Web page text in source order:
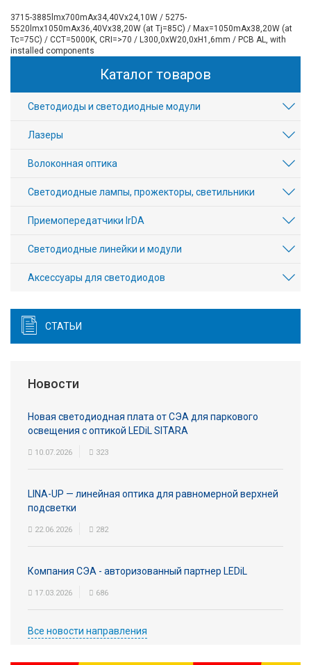
3715-3885lmx700mAx34,40Vx24,10W / 5275-
5520lmx1050mAx36,40Vx38,20W (at Tj=85C) / Max=1050mAx38,20W (at
Tc=75C) / CCT=5000K, CRI=>70 / L300,0xW20,0xH1,6mm / PCB AL, with
installed components
Каталог товаров
Светодиоды и светодиодные модули
Лазеры
Волоконная оптика
Светодиодные лампы, прожекторы, светильники
Приемопередатчики IrDA
Светодиодные линейки и модули
Аксесcуары для светодиодов
СТАТЬИ
Новости
Новая светодиодная плата от СЭА для паркового
освещения с оптикой LEDiL SITARA
10.07.2026 323
LINA-UP — линейная оптика для равномерной верхней
подсветки
22.06.2026 282
Компания СЭА - авторизованный партнер LEDiL
17.03.2026 686
Все новости направления